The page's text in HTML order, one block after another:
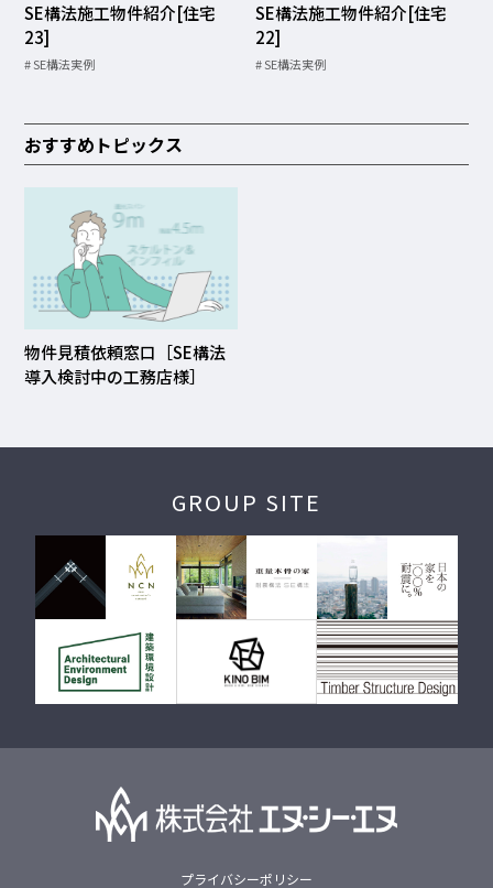
SE構法施工物件紹介[住宅
23]
SE構法実例
SE構法施工物件紹介[住宅
22]
SE構法実例
おすすめトピックス
物件見積依頼窓口［SE構法
導入検討中の工務店様］
GROUP SITE
プライバシーポリシー